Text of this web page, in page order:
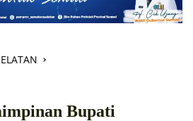
Bupati